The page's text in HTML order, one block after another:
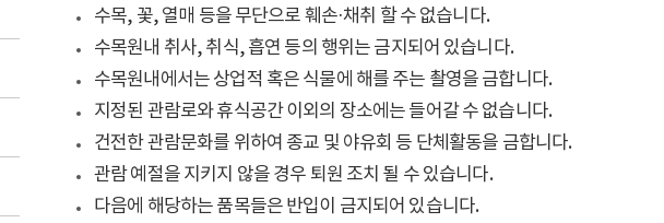
수목, 꽃, 열매 등을 무단으로 훼손·채취 할 수 없습니다.
수목원내 취사, 취식, 흡연 등의 행위는 금지되어 있습니다.
수목원내에서는 상업적 혹은 식물에 해를 주는 촬영을 금합니다.
지정된 관람로와 휴식공간 이외의 장소에는 들어갈 수 없습니다.
건전한 관람문화를 위하여 종교 및 야유회 등 단체활동을 금합니다.
관람 예절을 지키지 않을 경우 퇴원 조치 될 수 있습니다.
다음에 해당하는 품목들은 반입이 금지되어 있습니다.